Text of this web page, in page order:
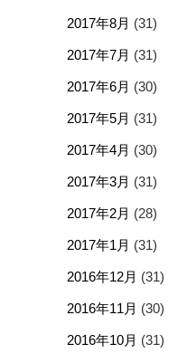
2017年8月 (31)
2017年7月 (31)
2017年6月 (30)
2017年5月 (31)
2017年4月 (30)
2017年3月 (31)
2017年2月 (28)
2017年1月 (31)
2016年12月 (31)
2016年11月 (30)
2016年10月 (31)